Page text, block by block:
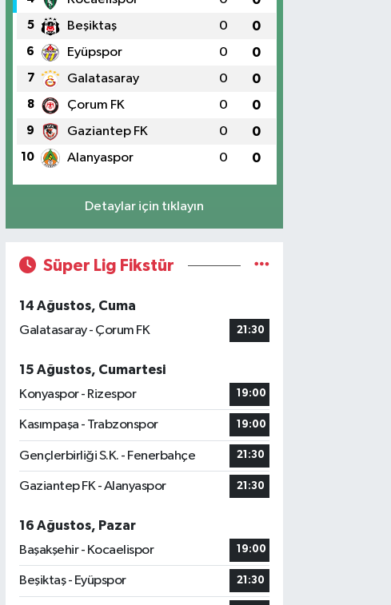
5 Beşiktaş 0 0
6 Eyüpspor 0 0
7 Galatasaray 0 0
8 Çorum FK 0 0
9 Gaziantep FK 0 0
10 Alanyaspor 0 0
Detaylar için tıklayın
Süper Lig Fikstür
14 Ağustos, Cuma
Galatasaray - Çorum FK
21:30
15 Ağustos, Cumartesi
Konyaspor - Rizespor
19:00
Kasımpaşa - Trabzonspor 19:00
Gençlerbirliği S.K. - Fenerbahçe 21:30
Gaziantep FK - Alanyaspor 21:30
16 Ağustos, Pazar
Başakşehir - Kocaelispor
19:00
Beşiktaş - Eyüpspor 21:30